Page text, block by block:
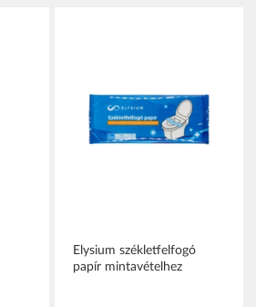
Elysium székletfelfogó
papír mintavételhez